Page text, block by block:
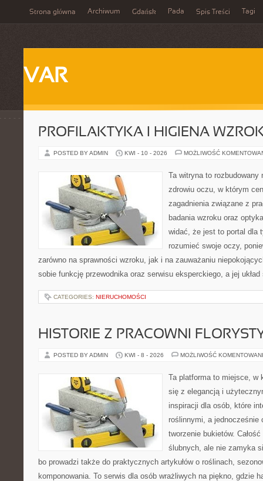
Strona główna Archiwum Gdańsk Pada Spis Treści Tagi
VAR
PROFILAKTYKA I HIGIENA
POSTED BY ADMIN KWI - 10 - 2026 MOŻLIWOŚĆ
Ta witryna to rozbudowany
zdrowiu oczu, w którym
zagadnienia związane z
badania wzroku oraz
widać, że jest to portal dla
rozumieć swoje oczy,
zarówno na sprawności wzroku, jak i na zauważaniu
sobie funkcję przewodnika oraz serwisu eksperckiego, a jej
CATEGORIES: NIERUCHOMOŚCI
HISTORIE Z PRACOWNI
POSTED BY ADMIN KWI - 8 - 2026 MOŻLIWOŚĆ
Ta platforma to miejsce, w
się z elegancją i
inspiracji dla osób, które
roślinnymi, a jednocześnie
tworzenie bukietów.
ślubnych, ale nie zamyka
bo prowadzi także do praktycznych artykułów o roślinach,
komponowania. To serwis dla osób wrażliwych na piękno, gdzie